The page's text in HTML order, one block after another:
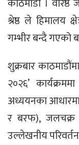
काठमाडौं ।
श्रेष्ठ ले हिमालय
गम्भीर बन्दै गएको
शुक्रबार
२०२६’
अध्ययनका आधारमा
र बरफ), जलचक्र
उल्लेखनीय